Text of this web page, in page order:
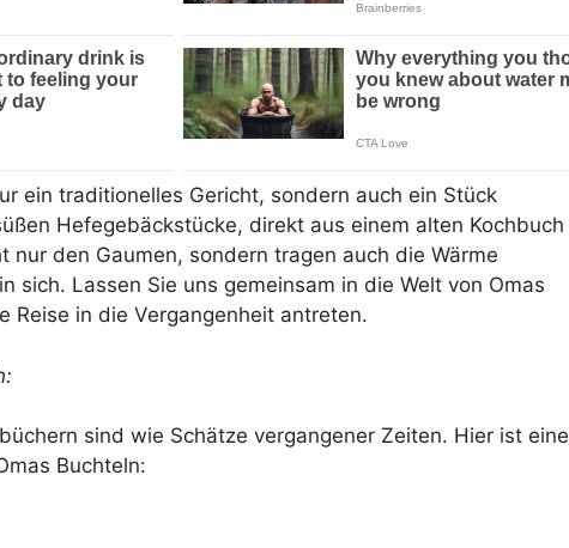
ein traditionelles Gericht, sondern auch ein Stück
Hefegebäckstücke, direkt aus einem alten Kochbuch
nur den Gaumen, sondern tragen auch die Wärme
sich. Lassen Sie uns gemeinsam in die Welt von Omas
Reise in die Vergangenheit antreten.
sind wie Schätze vergangener Zeiten. Hier ist eine
Buchteln: